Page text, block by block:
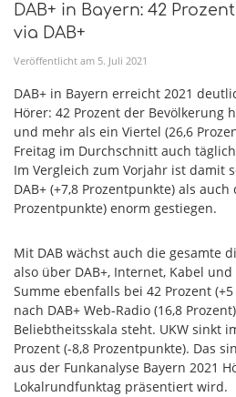
DAB+ in Bayern: 42
via DAB+
Veröffentlicht am 5. Juli 2021
DAB+ in Bayern erreicht 2021
Hörer: 42 Prozent der Bevölkerung
und mehr als ein Viertel (26,6
Freitag im Durchschnitt auch
Im Vergleich zum Vorjahr ist damit
DAB+ (+7,8 Prozentpunkte) als
Prozentpunkte) enorm gestiegen.
Mit DAB wächst auch die gesamte
also über DAB+, Internet, Kabel
Summe ebenfalls bei 42 Prozent
nach DAB+ Web-Radio (16,8
Beliebtheitsskala steht. UKW sinkt
Prozent (-8,8 Prozentpunkte). Das
aus der Funkanalyse Bayern 2021
Lokalrundfunktag präsentiert wird.